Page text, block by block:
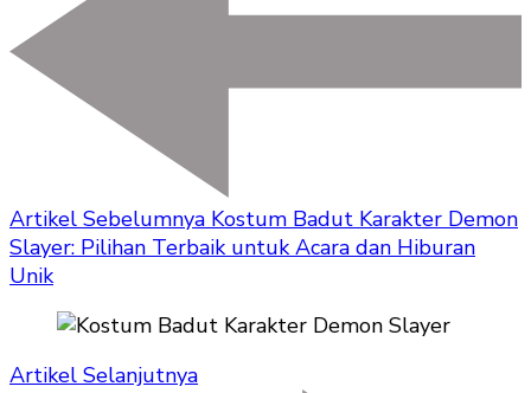
Artikel Sebelumnya Kostum Badut Karakter Demon
Slayer: Pilihan Terbaik untuk Acara dan Hiburan
Unik
Artikel Selanjutnya